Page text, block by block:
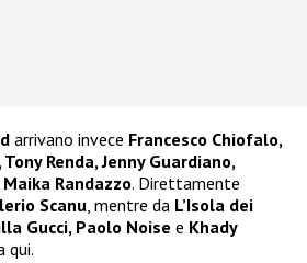
arrivano invece Francesco Chiofalo,
Renda, Jenny Guardiano,
Randazzo. Direttamente
Scanu, mentre da L’Isola dei
Gucci, Paolo Noise e Khady
qui.